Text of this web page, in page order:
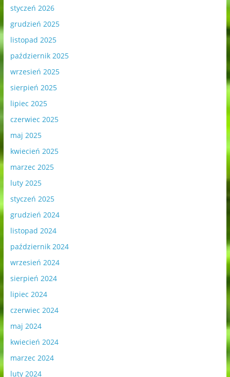
styczeń 2026
grudzień 2025
listopad 2025
październik 2025
wrzesień 2025
sierpień 2025
lipiec 2025
czerwiec 2025
maj 2025
kwiecień 2025
marzec 2025
luty 2025
styczeń 2025
grudzień 2024
listopad 2024
październik 2024
wrzesień 2024
sierpień 2024
lipiec 2024
czerwiec 2024
maj 2024
kwiecień 2024
marzec 2024
luty 2024